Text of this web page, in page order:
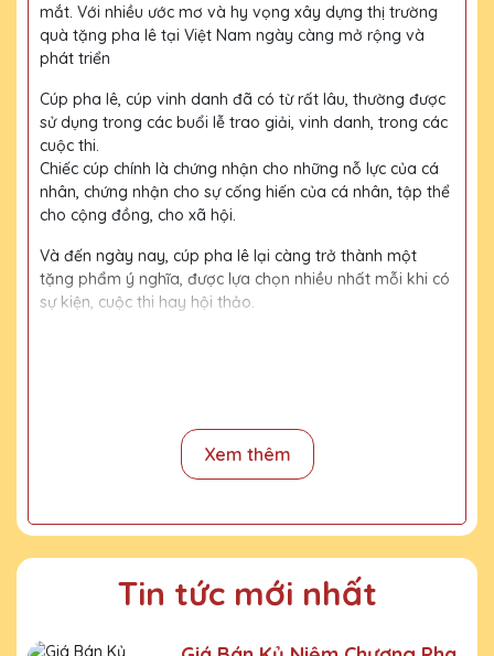
mắt. Với nhiều ước mơ và hy vọng xây dựng thị trường
quà tặng pha lê tại Việt Nam ngày càng mở rộng và
phát triển
Cúp pha lê, cúp vinh danh đã có từ rất lâu, thường được
sử dụng trong các buổi lễ trao giải, vinh danh, trong các
cuộc thi.
Chiếc cúp chính là chứng nhận cho những nỗ lực của cá
nhân, chứng nhận cho sự cống hiến của cá nhân, tập thể
cho cộng đồng, cho xã hội.
Và đến ngày nay, cúp pha lê lại càng trở thành một
tặng phẩm ý nghĩa, được lựa chọn nhiều nhất mỗi khi có
sự kiện, cuộc thi hay hội thảo.
Quy trình sản xuất
Gửi bản vẽ, báo giá khách duyệt
Xem thêm
Tin tức mới nhất